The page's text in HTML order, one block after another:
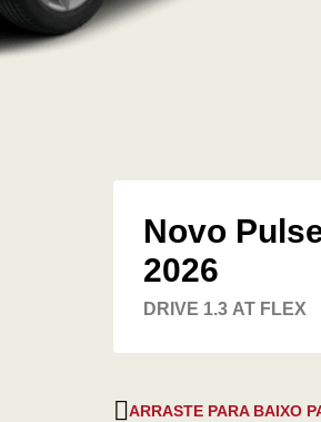
Novo
2026
DRIVE 1.3 AT FLEX
ARRASTE PARA BAIXO